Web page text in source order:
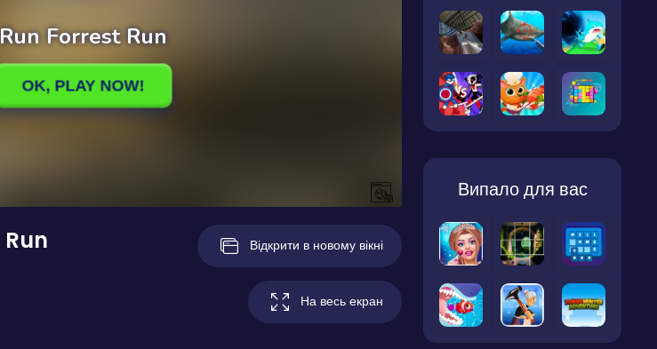
Відкрити в новому вікні
На весь екран
Випало для вас